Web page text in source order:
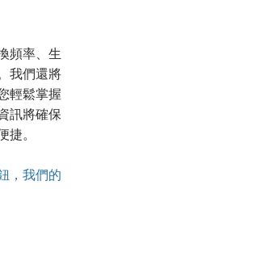
頻率、生
我們還將
輕鬆掌握
訊將確保
捷。
，我們的